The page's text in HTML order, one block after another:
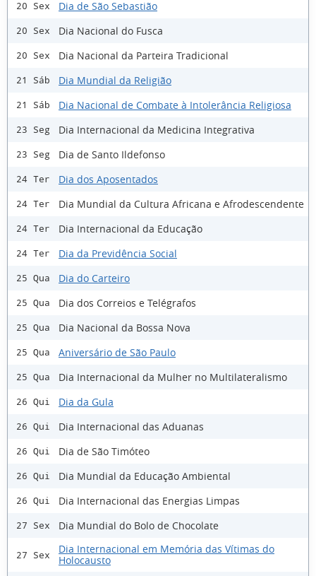
20 Sex Dia de São Sebastião
20 Sex Dia Nacional do Fusca
20 Sex Dia Nacional da Parteira Tradicional
21 Sáb Dia Mundial da Religião
21 Sáb Dia Nacional de Combate à Intolerância Religiosa
23 Seg Dia Internacional da Medicina Integrativa
23 Seg Dia de Santo Ildefonso
24 Ter Dia dos Aposentados
24 Ter Dia Mundial da Cultura Africana e Afrodescendente
24 Ter Dia Internacional da Educação
24 Ter Dia da Previdência Social
25 Qua Dia do Carteiro
25 Qua Dia dos Correios e Telégrafos
25 Qua Dia Nacional da Bossa Nova
25 Qua Aniversário de São Paulo
25 Qua Dia Internacional da Mulher no Multilateralismo
26 Qui Dia da Gula
26 Qui Dia Internacional das Aduanas
26 Qui Dia de São Timóteo
26 Qui Dia Mundial da Educação Ambiental
26 Qui Dia Internacional das Energias Limpas
27 Sex Dia Mundial do Bolo de Chocolate
27 Sex
Dia Internacional em Memória das Vítimas do
Holocausto